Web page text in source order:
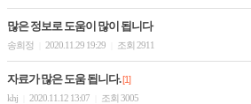
많은 정보로 도움이 많이 됩니다
송희정 2020.11.29 19:29 조회 2911
자료가 많은 도움 됩니다.[1]
khj
2020.11.12 13:07 조회 3005